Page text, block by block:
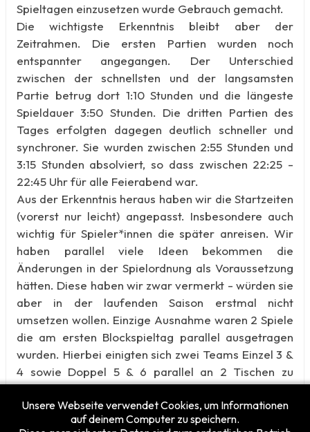
Spieltagen einzusetzen wurde Gebrauch gemacht.
Die wichtigste Erkenntnis bleibt aber der
Zeitrahmen. Die ersten Partien wurden noch
entspannter angegangen. Der Unterschied
zwischen der schnellsten und der langsamsten
Partie betrug dort 1:10 Stunden und die längeste
Spieldauer 3:50 Stunden. Die dritten Partien des
Tages erfolgten dagegen deutlich schneller und
synchroner. Sie wurden zwischen 2:55 Stunden und
3:15 Stunden absolviert, so dass zwischen 22:25 -
22:45 Uhr für alle Feierabend war.
Aus der Erkenntnis heraus haben wir die Startzeiten
(vorerst nur leicht) angepasst. Insbesondere auch
wichtig für Spieler*innen die später anreisen. Wir
haben parallel viele Ideen bekommen die
Änderungen in der Spielordnung als Voraussetzung
hätten. Diese haben wir zwar vermerkt - würden sie
aber in der laufenden Saison erstmal nicht
umsetzen wollen. Einzige Ausnahme waren 2 Spiele
die am ersten Blockspieltag parallel ausgetragen
wurden. Hierbei einigten sich zwei Teams Einzel 3 &
4 sowie Doppel 5 & 6 parallel an 2 Tischen zu
spielen.
Unsere Webseite verwendet Cookies, um Informationen
auf deinem Computer zu speichern.